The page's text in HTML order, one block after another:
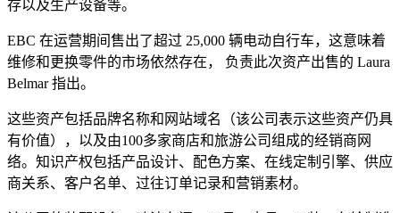
存以及生产设备等。
EBC 在运营期间售出了超过 25,000 辆电动自行车，这意味着
维修和更换零件的市场依然存在， 负责此次资产出售的 Laura
Belmar 指出。
这些资产包括品牌名称和网站域名（该公司表示这些资产仍具
有价值），以及由100多家商店和旅游公司组成的经销商网
络。知识产权包括产品设计、配色方案、在线定制引擎、供应
商关系、客户名单、过往订单记录和营销素材。